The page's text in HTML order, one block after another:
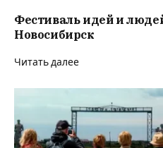
Фестиваль идей и
Новосибирск
Читать далее